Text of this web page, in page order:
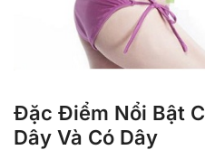
Đặc Điểm Nổi Bật
Dây Và Có Dây